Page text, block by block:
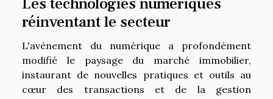
réinventant le secteur
L'avènement du numérique a profondément
modifié le paysage du marché immobilier,
instaurant de nouvelles pratiques et outils au
cœur des transactions et de la gestion